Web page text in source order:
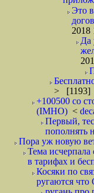
Это
2018
Да
> [1193]
+100500 со
(IMHO) <
Первый,
пополнять
Пора уж новую
Тема
в тарифах и
Косяки по
ругаются